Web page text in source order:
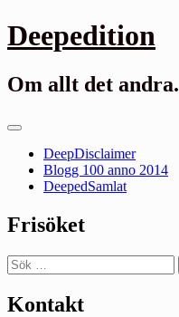
Gå
till
Deepedition
Om allt det andra.
Primär
DeepDisclaimer
Blogg 100 anno 2014
DeepedSamlat
Frisöket
Sök
efter:
Kontakt